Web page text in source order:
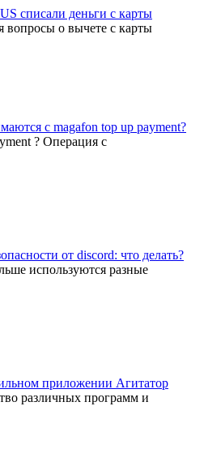
списали деньги с карты
вопросы о вычете с карты
с magafon top up payment?
? Операция с
от discord: что делать?
используются разные
приложении Агитатор
различных программ и